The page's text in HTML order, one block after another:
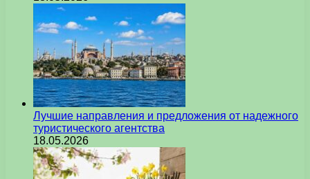
Лучшие направления и предложения от надежного
туристического агентства
18.05.2026